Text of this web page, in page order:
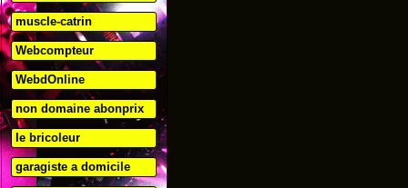
muscle-catrin
Webcompteur
WebdOnline
non domaine abonprix
le bricoleur
garagiste a domicile